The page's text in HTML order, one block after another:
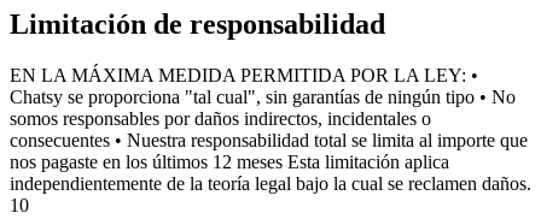
Limitación de responsabilidad
EN LA MÁXIMA MEDIDA PERMITIDA POR LA LEY: •
Chatsy se proporciona "tal cual", sin garantías de ningún tipo • No
somos responsables por daños indirectos, incidentales o
consecuentes • Nuestra responsabilidad total se limita al importe que
nos pagaste en los últimos 12 meses Esta limitación aplica
independientemente de la teoría legal bajo la cual se reclamen daños.
10